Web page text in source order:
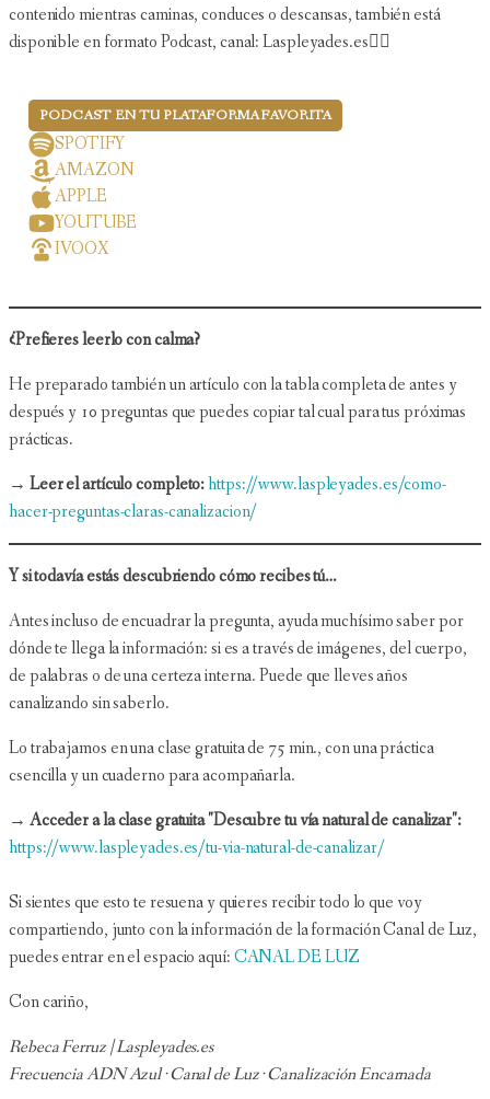
contenido mientras caminas, conduces o descansas, también está
disponible en formato Podcast, canal: Laspleyades.es👇🏻
PODCAST EN TU PLATAFORMA FAVORITA
SPOTIFY
AMAZON
APPLE
YOUTUBE
IVOOX
¿Prefieres leerlo con calma?
He preparado también un artículo con la tabla completa de antes y
después y 10 preguntas que puedes copiar tal cual para tus próximas
prácticas.
→ Leer el artículo completo:https://www.laspleyades.es/como-
hacer-preguntas-claras-canalizacion/
Y si todavía estás descubriendo cómo recibes tú…
Antes incluso de encuadrar la pregunta, ayuda muchísimo saber por
dónde te llega la información: si es a través de imágenes, del cuerpo,
de palabras o de una certeza interna. Puede que lleves años
canalizando sin saberlo.
Lo trabajamos en una clase gratuita de 75 min., con una práctica
csencilla y un cuaderno para acompañarla.
→ Acceder a la clase gratuita "Descubre tu vía natural de canalizar":
https://www.laspleyades.es/tu-via-natural-de-canalizar/
Si sientes que esto te resuena y quieres recibir todo lo que voy
compartiendo, junto con la información de la formación Canal de Luz,
puedes entrar en el espacio aquí:CANAL DE LUZ
Con cariño,
Rebeca Ferruz | Laspleyades.es
Frecuencia ADN Azul · Canal de Luz · Canalización Encarnada